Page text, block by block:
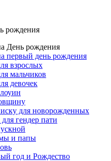
рождения
День рождения
первый день рождения
взрослых
мальчиков
девочек
для новорожденных
гендер пати
и папы
год и Рождество